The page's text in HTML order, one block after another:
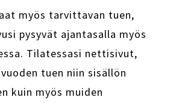
myös tarvittavan tuen,
pysyvät ajantasalla myös
Tilatessasi nettisivut,
tuen niin sisällön
kuin myös muiden